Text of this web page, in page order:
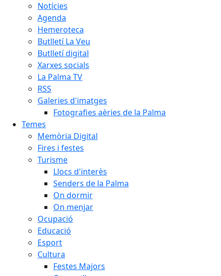
Notícies
Agenda
Hemeroteca
Butlletí La Veu
Butlletí digital
Xarxes socials
La Palma TV
RSS
Galeries d'imatges
Fotografies aèries de la Palma
Temes
Memòria Digital
Fires i festes
Turisme
Llocs d'interès
Senders de la Palma
On dormir
On menjar
Ocupació
Educació
Esport
Cultura
Festes Majors